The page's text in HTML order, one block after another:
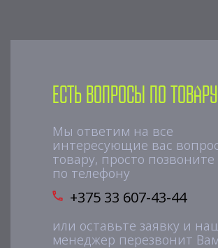
Есть вопросы по
Мы ответим на все
интересующие вас
товару, просто
по телефону
+375 33 607-43-44
или оставьте заявку и
менеджер перезвонит